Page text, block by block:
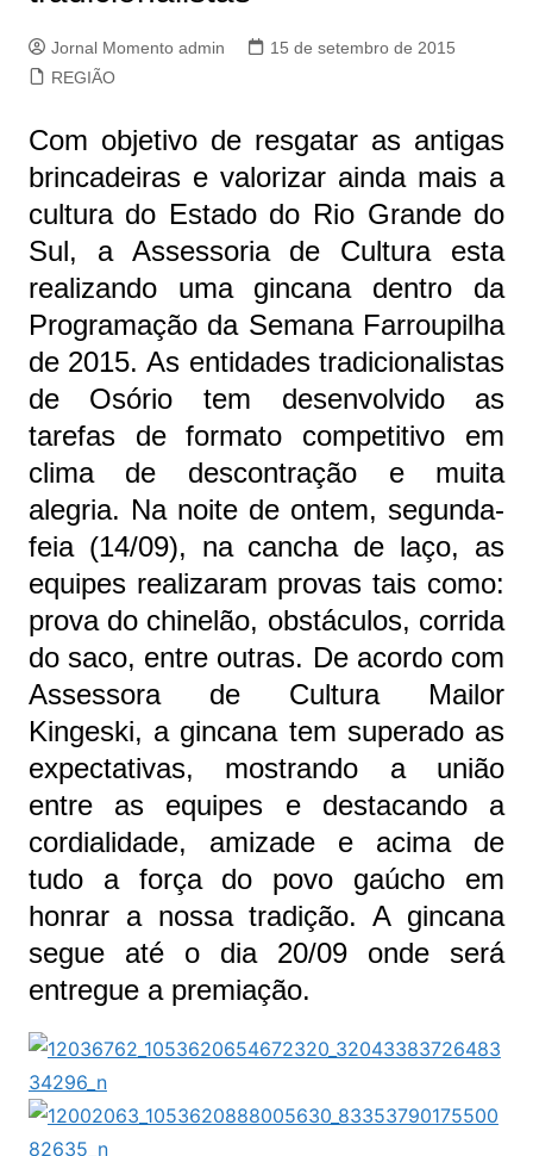
Jornal Momento admin
15 de setembro de 2015
REGIÃO
Com objetivo de resgatar as antigas
brincadeiras e valorizar ainda mais a
cultura do Estado do Rio Grande do
Sul, a Assessoria de Cultura esta
realizando uma gincana dentro da
Programação da Semana Farroupilha
de 2015. As entidades tradicionalistas
de Osório tem desenvolvido as
tarefas de formato competitivo em
clima de descontração e muita
alegria. Na noite de ontem, segunda-
feia (14/09), na cancha de laço, as
equipes realizaram provas tais como:
prova do chinelão, obstáculos, corrida
do saco, entre outras. De acordo com
Assessora de Cultura Mailor
Kingeski, a gincana tem superado as
expectativas, mostrando a união
entre as equipes e destacando a
cordialidade, amizade e acima de
tudo a força do povo gaúcho em
honrar a nossa tradição. A gincana
segue até o dia 20/09 onde será
entregue a premiação.